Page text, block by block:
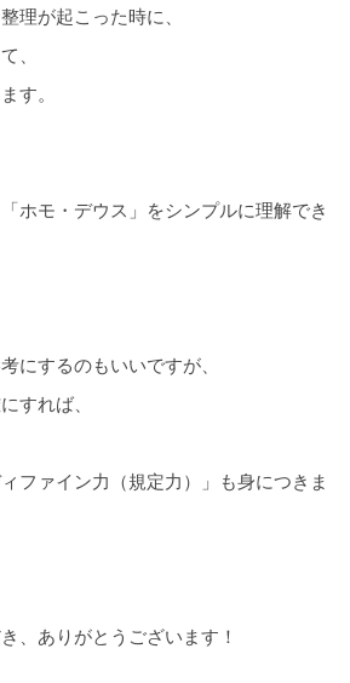
理が起こった時に、
、
す。
ホモ・デウス」をシンプルに理解でき
にするのもいいですが、
すれば、
ファイン力（規定力）」も身につきま
、ありがとうございます！